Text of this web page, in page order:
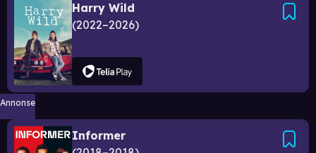
Harry Wild
2022–2026
Annonse
Informer